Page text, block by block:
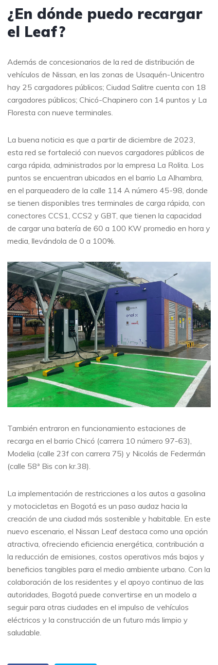
¿En dónde puedo recargar
el Leaf?
Además de concesionarios de la red de distribución de
vehículos de Nissan, en las zonas de Usaquén-Unicentro
hay 25 cargadores públicos; Ciudad Salitre cuenta con 18
cargadores públicos; Chicó-Chapinero con 14 puntos y La
Floresta con nueve terminales.
La buena noticia es que a partir de diciembre de 2023,
esta red se fortaleció con nuevos cargadores públicos de
carga rápida, administrados por la empresa La Rolita. Los
puntos se encuentran ubicados en el barrio La Alhambra,
en el parqueadero de la calle 114 A número 45-98, donde
se tienen disponibles tres terminales de carga rápida, con
conectores CCS1, CCS2 y GBT, que tienen la capacidad
de cargar una batería de 60 a 100 KW promedio en hora y
media, llevándola de 0 a 100%.
También entraron en funcionamiento estaciones de
recarga en el barrio Chicó (carrera 10 número 97-63),
Modelia (calle 23f con carrera 75) y Nicolás de Federmán
(calle 58ª Bis con kr.38).
La implementación de restricciones a los autos a gasolina
y motocicletas en Bogotá es un paso audaz hacia la
creación de una ciudad más sostenible y habitable. En este
nuevo escenario, el Nissan Leaf destaca como una opción
atractiva, ofreciendo eficiencia energética, contribución a
la reducción de emisiones, costos operativos más bajos y
beneficios tangibles para el medio ambiente urbano. Con la
colaboración de los residentes y el apoyo continuo de las
autoridades, Bogotá puede convertirse en un modelo a
seguir para otras ciudades en el impulso de vehículos
eléctricos y la construcción de un futuro más limpio y
saludable.